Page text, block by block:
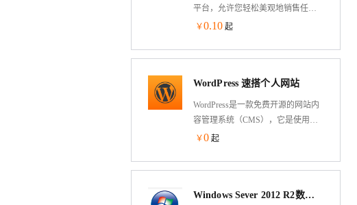
平台，允许您轻松美观地销售任何
商品。无论是创建新业务、将实体
的扩展插件和安全的支付网关，适
用于各类规模的企业。
￥0.10 起
WordPress 速搭个人网站
WordPress是一款免费开源的网站内
容管理系统（CMS），它是使用
PHP编程语言和MySQL数据库构建
络等等。WordPress有丰富的主题和
￥0 起
Windows Sever 2012 R2数据中心版 64位中文版